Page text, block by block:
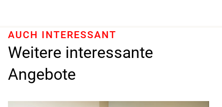
Weitere interessante
Angebote
AUCH INTERESSANT